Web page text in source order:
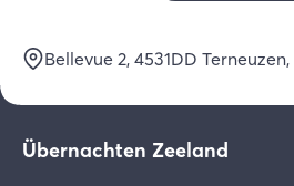
Bellevue 2, 4531DD Terneuzen,
Übernachten Zeeland